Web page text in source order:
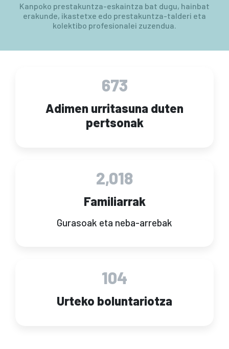
Kanpoko prestakuntza-eskaintza bat dugu, hainbat
erakunde, ikastetxe edo prestakuntza-talderi eta
kolektibo profesionalei zuzendua.
673
Adimen urritasuna duten
pertsonak
2,018
Familiarrak
Gurasoak eta neba-arrebak
104
Urteko boluntariotza